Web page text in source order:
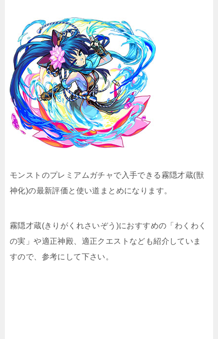
モンストのプレミアムガチャで入手できる霧隠才蔵(獣
神化)の最新評価と使い道まとめになります。
霧隠才蔵(きりがくれさいぞう)におすすめの「わくわく
の実」や適正神殿、適正クエストなども紹介していま
すので、参考にして下さい。